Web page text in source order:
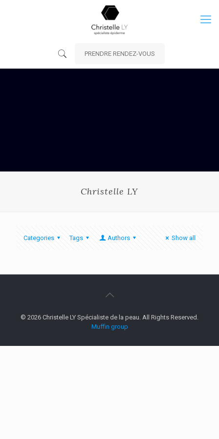
PRENDRE RENDEZ-VOUS
Christelle LY
Categories Tags Authors Show all
© 2026 Christelle LY Spécialiste de la peau. All Rights Reserved.
Muffin group